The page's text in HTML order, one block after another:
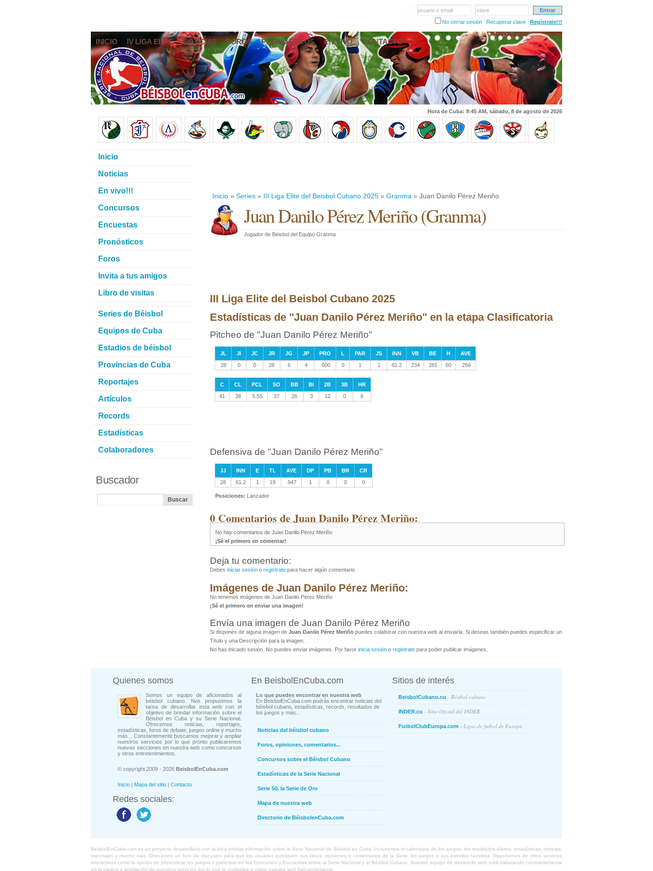
usuario o email
clave
No cerrar sesión
Recuperar clave Regístrate!!!
INICIO IV LIGA ELITE NOTICIAS FOROS PRONÓSTICOS EN VIVO CONTACTO
Hora de Cuba: 9:45 AM, sábado, 8 de agosto de 2026
Inicio » Series » III Liga Elite del Beisbol Cubano 2025 » Granma » Juan Danilo Pérez Meriño
Juan Danilo Pérez Meriño(Granma)
Jugador de Béisbol del Equipo Granma
III Liga Elite del Beisbol Cubano 2025
Estadísticas de "Juan Danilo Pérez Meriño" en la etapa Clasificatoria
Pitcheo de "Juan Danilo Pérez Meriño"
JL JI JC JR JG JP PRO L PAR JS INN VB BE H
AVE
28
0 0 28 6 4 .600 0 1 1 61.2 234 281 60 .256
C CL PCL SO BB BI 2B 3B
HR
41
38 5.55 37 26 3 12 0 6
Defensiva de "Juan Danilo Pérez Meriño"
JJ INN E TL AVE DP PB BR
CR
28
61.2 1 19 .947 1 0 0 0
Posiciones: Lanzador
0 Comentarios de Juan Danilo Pérez Meriño:
No hay comentarios de Juan Danilo Pérez Meriño
¡Sé el primero en comentar!
Deja tu comentario:
Debes iniciar sesión o registrate para hacer algún comentario.
Imágenes de Juan Danilo Pérez Meriño:
No tenemos imágenes de Juan Danilo Pérez Meriño
¡Sé el primero en enviar una imagen!
Envía una imagen de Juan Danilo Pérez Meriño
Si dispones de alguna imagen de Juan Danilo Pérez Meriño puedes colaborar con nuestra web al enviarla. Si deseas también puedes especificar un
Título y una Descripción para la imagen.
No has iniciado sesión. No puedes enviar imágenes. Por favor inicia sesión o registrate para poder publicar imágenes.
Inicio
Noticias
En vivo!!!
Concursos
Encuestas
Pronósticos
Foros
Invita a tus amigos
Libro de visitas
Series de Béisbol
Equipos de Cuba
Estadios de béisbol
Provincias de Cuba
Reportajes
Artículos
Records
Estadísticas
Colaboradores
Buscador
Quienes somos
Somos un equipo de aficionados al
béisbol cubano. Nos propusimos la
tarea de desarrollar esta web con el
objetivo de brindar información sobre el
Béisbol en Cuba y su Serie Nacional.
Ofrecemos noticias, reportajes,
estadísticas, foros de debate, juegos online y mucho
más... Constantemente buscamos mejorar y ampliar
nuestros servicios por lo que pronto publicaremos
nuevas secciones en nuestra web como concursos
y otros entretenimientos.
© copyright 2009 - 2026 BeisbolEnCuba.com
Inicio | Mapa del sitio | Contacto
Redes sociales:
En BeisbolEnCuba.com
Lo que puedes encontrar en nuestra web
En BeisbolEnCuba.com podrás encontrar noticias del
béisbol cubano, estadísticas, records, resultados de
los juegos y más...
Noticias del béisbol cubano
Foros, opiniones, comentarios...
Concursos sobre el Béisbol Cubano
Estadísticas de la Serie Nacional
Serie 50, la Serie de Oro
Mapa de nuestra web
Directorio de BéisbolenCuba.com
Sitios de interés
BeisbolCubano.cu - Béisbol cubano
INDER.cu - Sitio Oficial del INDER
FutbolClubEuropa.com - Ligas de futbol de Europa
BeisbolEnCuba.com es un proyecto desarrollado con la idea brindar información sobre la Serie Nacional de Béisbol en Cuba. Incluiremos el calendario de los juegos, los resultados diarios, estadísticas, noticias,
reportajes y mucho más. Ofrecemos un foro de discusión para que los usuarios publiquen sus ideas, opiniones o comentarios de la Serie, los juegos o sus estrellas favoritas. Disponemos de otros servicios
interactivos como la opción de pronosticar los juegos o participar en los Concursos y Encuestas sobre la Serie Nacional y el Béisbol Cubano. Nuestro equipo de desarrollo web está trabajando constantemente
en la mejora y ampliación de nuestros servicios por lo que te invitamos a visitar nuestra web frecuentemente.